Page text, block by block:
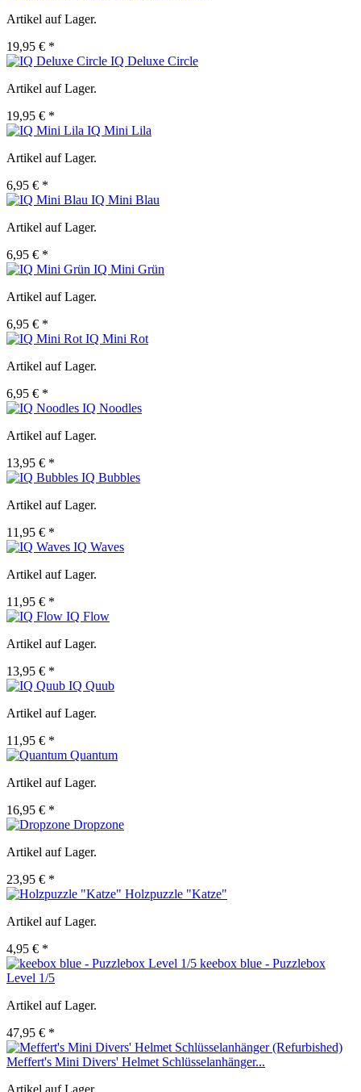
Artikel auf Lager.
19,95 € *
IQ Deluxe Circle
Artikel auf Lager.
19,95 € *
IQ Mini Lila
Artikel auf Lager.
6,95 € *
IQ Mini Blau
Artikel auf Lager.
6,95 € *
IQ Mini Grün
Artikel auf Lager.
6,95 € *
IQ Mini Rot
Artikel auf Lager.
6,95 € *
IQ Noodles
Artikel auf Lager.
13,95 € *
IQ Bubbles
Artikel auf Lager.
11,95 € *
IQ Waves
Artikel auf Lager.
11,95 € *
IQ Flow
Artikel auf Lager.
13,95 € *
IQ Quub
Artikel auf Lager.
11,95 € *
Quantum
Artikel auf Lager.
16,95 € *
Dropzone
Artikel auf Lager.
23,95 € *
Holzpuzzle "Katze"
Artikel auf Lager.
4,95 € *
keebox blue - Puzzlebox
Level 1/5
Artikel auf Lager.
47,95 € *
Meffert's Mini Divers' Helmet Schlüsselanhänger...